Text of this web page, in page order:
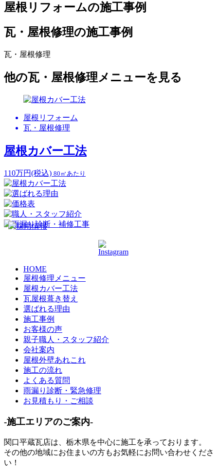
屋根リフォームの施工事例
瓦・屋根修理の施工事例
瓦・屋根修理
他の瓦・屋根修理メニューを見る
屋根リフォーム
瓦・屋根修理
屋根カバー工法
110万円(税込) 80㎡あたり
HOME
屋根修理メニュー
屋根カバー工法
瓦屋根葺き替え
選ばれる理由
施工事例
お客様の声
親子職人・スタッフ紹介
会社案内
屋根外壁あれこれ
施工の流れ
よくある質問
雨漏り診断・緊急修理
お見積もり・ご相談
-施工エリアのご案内-
関口平蔵瓦店は、 栃木県を中心に施工を承っております。
その他の地域にお住まいの方もお気軽にお問い合わせくださ
い！